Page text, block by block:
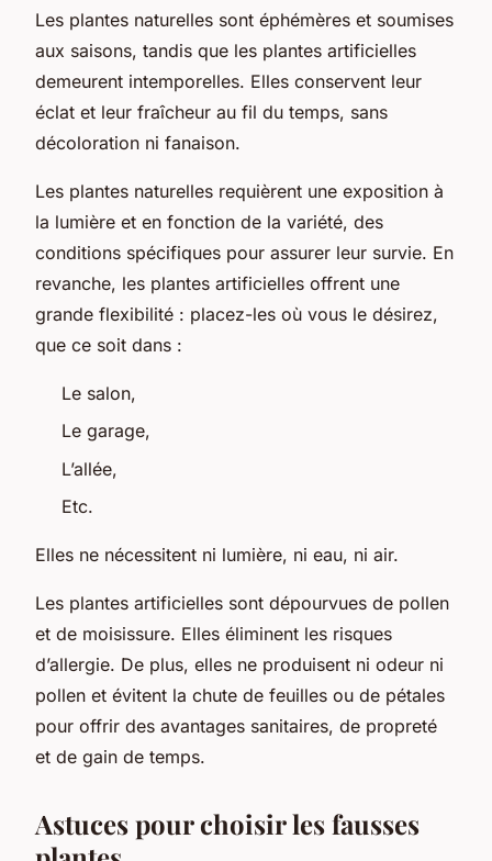
Les plantes naturelles sont éphémères et soumises
aux saisons, tandis que les plantes artificielles
demeurent intemporelles. Elles conservent leur
éclat et leur fraîcheur au fil du temps, sans
décoloration ni fanaison.
Les plantes naturelles requièrent une exposition à
la lumière et en fonction de la variété, des
conditions spécifiques pour assurer leur survie. En
revanche, les plantes artificielles offrent une
grande flexibilité : placez-les où vous le désirez,
que ce soit dans :
Le salon,
Le garage,
L’allée,
Etc.
Elles ne nécessitent ni lumière, ni eau, ni air.
Les plantes artificielles sont dépourvues de pollen
et de moisissure. Elles éliminent les risques
d’allergie. De plus, elles ne produisent ni odeur ni
pollen et évitent la chute de feuilles ou de pétales
pour offrir des avantages sanitaires, de propreté
et de gain de temps.
Astuces pour choisir les fausses